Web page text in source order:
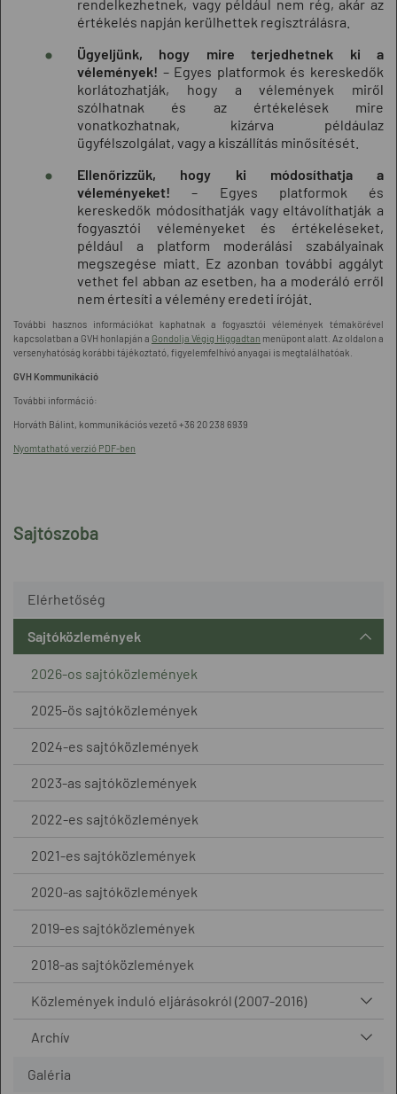
Sajtószoba
Elérhetőség
Sajtóközlemények
2026-os sajtóközlemények
2025-ös sajtóközlemények
2024-es sajtóközlemények
2023-as sajtóközlemények
2022-es sajtóközlemények
2021-es sajtóközlemények
2020-as sajtóközlemények
2019-es sajtóközlemények
2018-as sajtóközlemények
Közlemények induló eljárásokról (2007-2016)
Archív
Galéria
rendelkezhetnek, vagy például nem rég, akár az
értékelés napján kerülhettek regisztrálásra.
Ügyeljünk, hogy mire terjedhetnek ki a
vélemények! – Egyes platformok és kereskedők
korlátozhatják, hogy a vélemények miről
szólhatnak és az értékelések mire
vonatkozhatnak, kizárva példáulaz
ügyfélszolgálat, vagy a kiszállítás minősítését.
Ellenőrizzük, hogy ki módosíthatja a
véleményeket! – Egyes platformok és
kereskedők módosíthatják vagy eltávolíthatják a
fogyasztói véleményeket és értékeléseket,
például a platform moderálási szabályainak
megszegése miatt. Ez azonban további aggályt
vethet fel abban az esetben, ha a moderáló erről
nem értesíti a vélemény eredeti íróját.
További hasznos információkat kaphatnak a fogyasztói vélemények témakörével
kapcsolatban a GVH honlapján a Gondolja Végig Higgadtan menüpont alatt. Az oldalon a
versenyhatóság korábbi tájékoztató, figyelemfelhívó anyagai is megtalálhatóak.
GVH Kommunikáció
További információ:
Horváth Bálint, kommunikációs vezető +36 20 238 6939
Nyomtatható verzió PDF-ben